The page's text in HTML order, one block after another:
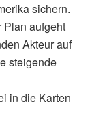
sichern.
Plan aufgeht
Akteur auf
steigende
in die Karten